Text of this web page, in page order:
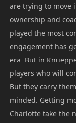
are trying to move
ownership and
played the most
engagement has
era. But in
players who will
But they carry
minded. Getting
Charlotte take the